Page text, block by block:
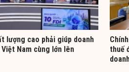
lượng cao phải giúp doanh
Nam cùng lớn lên
thuế